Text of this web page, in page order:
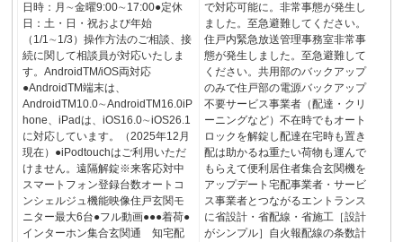
日時：月∼金曜9:00∼17:00●定休
日：土・日・祝および年始
（1/1∼1/3）操作方法のご相談、接
続に関して相談員が対応いたしま
す。AndroidTM/iOS両対応
●AndroidTM端末は、
AndroidTM10.0∼AndroidTM16.0iP
hone、iPadは、iOS16.0∼iOS26.1
に対応しています。（2025年12月
現在）●iPodtouchはご利用いただ
けません。遠隔解錠※来客応対中
スマートフォン登録台数オートコ
ンシェルジュ機能映像住戸玄関モ
ニター最大6台●フル動画●●●着荷●
インターホン集合玄関通 知宅配
で対応可能に。非常事態が発生し
ました。至急避難してください。
住戸内緊急放送管理事務室非常事
態が発生しました。至急避難して
ください。共用部のバックアップ
のみで住戸部の電源バックアップ
不要サービス事業者（配達・クリ
ーニングなど）不在時でもオート
ロックを解錠し配達在宅時も置き
配は助かるね重たい荷物も運んで
もらえて便利居住者集合玄関機を
アップデート宅配事業者・サービ
ス事業者とつながるエントランス
に省設計・省配線・省施工［設計
がシンプル］自火報配線の条数計